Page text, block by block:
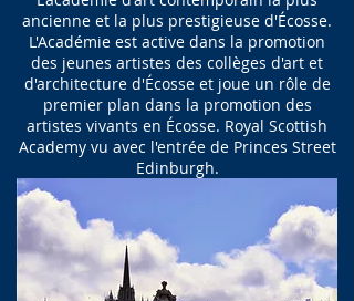
ancienne et la plus prestigieuse d'Écosse.
L'Académie est active dans la promotion
des jeunes artistes des collèges d'art et
d'architecture d'Écosse et joue un rôle de
premier plan dans la promotion des
artistes vivants en Écosse. Royal Scottish
Academy vu avec l'entrée de Princes Street
Edinburgh.